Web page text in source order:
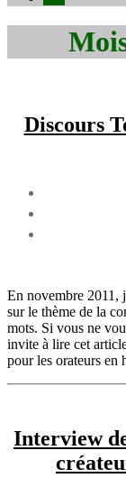
Discours
En novembre 2011,
sur le thème de la
mots. Si vous ne
invite à lire cet
pour les orateurs
Interview